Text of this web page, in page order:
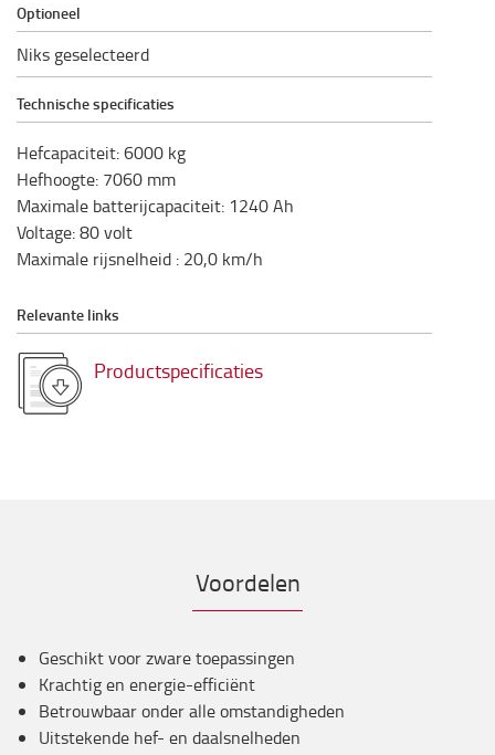
Optioneel
Niks geselecteerd
Technische specificaties
Hefcapaciteit:6000 kg
Hefhoogte: 7060 mm
Maximale batterijcapaciteit: 1240Ah
Voltage:80volt
Maximale rijsnelheid : 20,0 km/h
Relevante links
Productspecificaties
Voordelen
Geschikt voor zware toepassingen
Krachtig en energie-efficiënt
Betrouwbaar onder alle omstandigheden
Uitstekende hef- en daalsnelheden